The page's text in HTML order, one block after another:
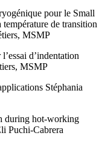
pour le Small
de transition
MSMP
d’indentation
MSMP
Stéphania
during hot-working
Puchi-Cabrera